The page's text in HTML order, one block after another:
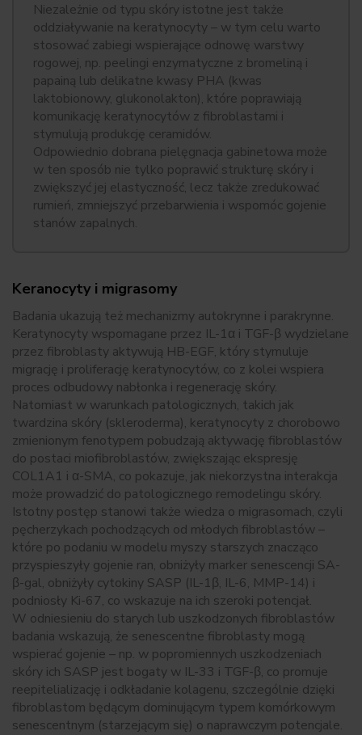
Niezależnie od typu skóry istotne jest także
oddziaływanie na keratynocyty – w tym celu warto
stosować zabiegi wspierające odnowę warstwy
rogowej, np. peelingi enzymatyczne z bromeliną i
papainą lub delikatne kwasy PHA (kwas
laktobionowy, glukonolakton), które poprawiają
komunikację keratynocytów z fibroblastami i
stymulują produkcję ceramidów.
Odpowiednio dobrana pielęgnacja gabinetowa może
w ten sposób nie tylko poprawić strukturę skóry i
zwiększyć jej elastyczność, lecz także zredukować
rumień, zmniejszyć przebarwienia i wspomóc gojenie
stanów zapalnych.
Keranocyty i migrasomy
Badania ukazują też mechanizmy autokrynne i parakrynne.
Keratynocyty wspomagane przez IL-1α i TGF-β wydzielane
przez fibroblasty aktywują HB-EGF, który stymuluje
migrację i proliferację keratynocytów, co z kolei wspiera
proces odbudowy nabłonka i regenerację skóry.
Natomiast w warunkach patologicznych, takich jak
twardzina skóry (skleroderma), keratynocyty z chorobowo
zmienionym fenotypem pobudzają aktywację fibroblastów
do postaci miofibroblastów, zwiększając ekspresję
COL1A1 i α-SMA, co pokazuje, jak niekorzystna interakcja
może prowadzić do patologicznego remodelingu skóry.
Istotny postęp stanowi także wiedza o migrasomach, czyli
pęcherzykach pochodzących od młodych fibroblastów –
które po podaniu w modelu myszy starszych znacząco
przyspieszyły gojenie ran, obniżyły marker senescencji SA-
β-gal, obniżyły cytokiny SASP (IL-1β, IL-6, MMP-14) i
podniosły Ki-67, co wskazuje na ich szeroki potencjał.
W odniesieniu do starych lub uszkodzonych fibroblastów
badania wskazują, że senescentne fibroblasty mogą
wspierać gojenie – np. w popromiennych uszkodzeniach
skóry ich SASP jest bogaty w IL-33 i TGF-β, co promuje
reepitelializację i odkładanie kolagenu, szczególnie dzięki
fibroblastom będącym dominującym typem komórkowym
senescentnym (starzejącym się) o naprawczym potencjale.